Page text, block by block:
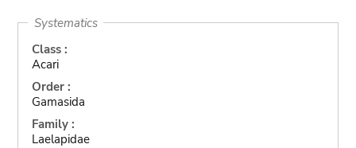
Systematics
Class :
Acari
Order :
Gamasida
Family :
Laelapidae